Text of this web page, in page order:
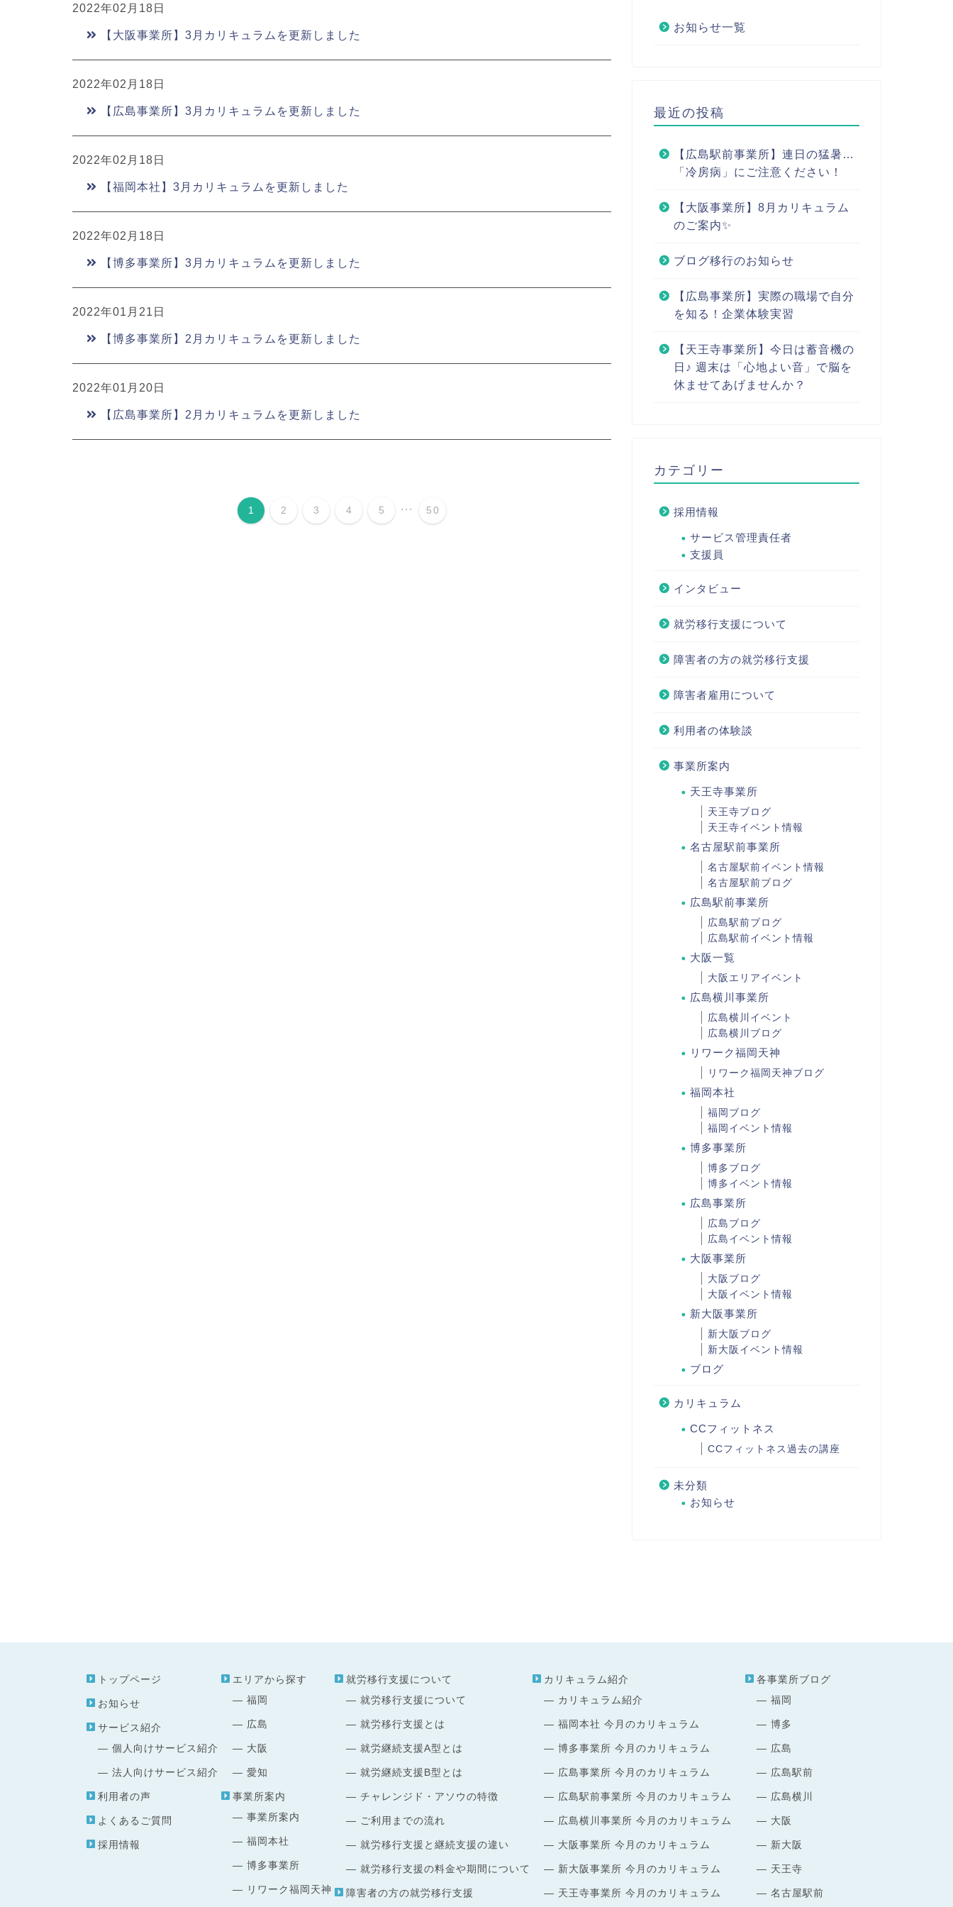
2022年02月18日
【大阪事業所】3月カリキュラムを更新しました
2022年02月18日
【広島事業所】3月カリキュラムを更新しました
2022年02月18日
【福岡本社】3月カリキュラムを更新しました
2022年02月18日
【博多事業所】3月カリキュラムを更新しました
2022年01月21日
【博多事業所】2月カリキュラムを更新しました
2022年01月20日
【広島事業所】2月カリキュラムを更新しました
1 2 3 4 5 ... 50
お知らせ一覧
最近の投稿
【広島駅前事業所】連日の猛暑…
「冷房病」にご注意ください！
【大阪事業所】8月カリキュラム
のご案内✨
ブログ移行のお知らせ
【広島事業所】実際の職場で自分
を知る！企業体験実習
【天王寺事業所】今日は蓄音機の
日♪ 週末は「心地よい音」で脳を
休ませてあげませんか？
カテゴリー
採用情報
サービス管理責任者
支援員
インタビュー
就労移行支援について
障害者の方の就労移行支援
障害者雇用について
利用者の体験談
事業所案内
天王寺事業所
天王寺ブログ
天王寺イベント情報
名古屋駅前事業所
名古屋駅前イベント情報
名古屋駅前ブログ
広島駅前事業所
広島駅前ブログ
広島駅前イベント情報
大阪一覧
大阪エリアイベント
広島横川事業所
広島横川イベント
広島横川ブログ
リワーク福岡天神
リワーク福岡天神ブログ
福岡本社
福岡ブログ
福岡イベント情報
博多事業所
博多ブログ
博多イベント情報
広島事業所
広島ブログ
広島イベント情報
大阪事業所
大阪ブログ
大阪イベント情報
新大阪事業所
新大阪ブログ
新大阪イベント情報
ブログ
カリキュラム
CCフィットネス
CCフィットネス過去の講座
未分類
お知らせ
トップページ
お知らせ
サービス紹介
個人向けサービス紹介
法人向けサービス紹介
利用者の声
よくあるご質問
採用情報
エリアから探す
福岡
広島
大阪
愛知
事業所案内
事業所案内
福岡本社
博多事業所
リワーク福岡天神
就労移行支援について
就労移行支援について
就労移行支援とは
就労継続支援A型とは
就労継続支援B型とは
チャレンジド・アソウの特徴
ご利用までの流れ
就労移行支援と継続支援の違い
就労移行支援の料金や期間について
障害者の方の就労移行支援
カリキュラム紹介
カリキュラム紹介
福岡本社 今月のカリキュラム
博多事業所 今月のカリキュラム
広島事業所 今月のカリキュラム
広島駅前事業所 今月のカリキュラム
広島横川事業所 今月のカリキュラム
大阪事業所 今月のカリキュラム
新大阪事業所 今月のカリキュラム
天王寺事業所 今月のカリキュラム
各事業所ブログ
福岡
博多
広島
広島駅前
広島横川
大阪
新大阪
天王寺
名古屋駅前